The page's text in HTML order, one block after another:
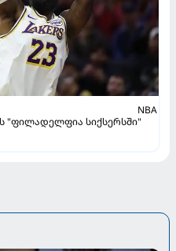
NBA
"ფილადელფია სიქსერსში"